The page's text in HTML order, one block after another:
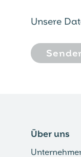
Unsere
Über uns